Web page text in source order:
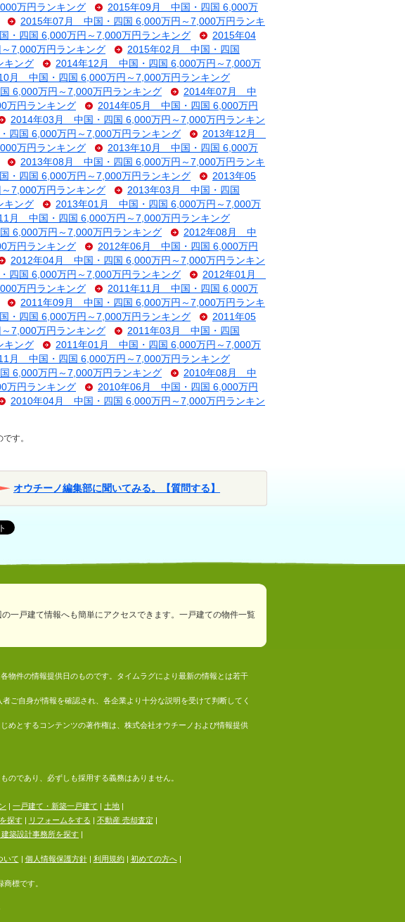
万円ランキング
2015年09月 中国・四国 6,000万
2015年07月 中国・四国 6,000万円～7,000万円ランキ
・四国 6,000万円～7,000万円ランキング
2015年04
7,000万円ランキング
2015年02月 中国・四国
キング
2014年12月 中国・四国 6,000万円～7,000万
月 中国・四国 6,000万円～7,000万円ランキング
6,000万円～7,000万円ランキング
2014年07月 中
万円ランキング
2014年05月 中国・四国 6,000万円
2014年03月 中国・四国 6,000万円～7,000万円ランキン
四国 6,000万円～7,000万円ランキング
2013年12月
万円ランキング
2013年10月 中国・四国 6,000万
2013年08月 中国・四国 6,000万円～7,000万円ランキ
・四国 6,000万円～7,000万円ランキング
2013年05
7,000万円ランキング
2013年03月 中国・四国
キング
2013年01月 中国・四国 6,000万円～7,000万
月 中国・四国 6,000万円～7,000万円ランキング
6,000万円～7,000万円ランキング
2012年08月 中
万円ランキング
2012年06月 中国・四国 6,000万円
2012年04月 中国・四国 6,000万円～7,000万円ランキン
四国 6,000万円～7,000万円ランキング
2012年01月
万円ランキング
2011年11月 中国・四国 6,000万
2011年09月 中国・四国 6,000万円～7,000万円ランキ
・四国 6,000万円～7,000万円ランキング
2011年05
7,000万円ランキング
2011年03月 中国・四国
キング
2011年01月 中国・四国 6,000万円～7,000万
月 中国・四国 6,000万円～7,000万円ランキング
6,000万円～7,000万円ランキング
2010年08月 中
万円ランキング
2010年06月 中国・四国 6,000万円
2010年04月 中国・四国 6,000万円～7,000万円ランキン
す。
オウチーノ編集部に聞いてみる。【質問する】
一戸建て情報へも簡単にアクセスできます。一戸建ての物件一覧
件の情報提供日のものです。タイムラグにより最新の情報とは若干
ご自身が情報を確認され、各企業より十分な説明を受けて判断してく
めとするコンテンツの著作権は、株式会社オウチーノおよび情報提供
であり、必ずしも採用する義務はありません。
一戸建て・新築一戸建て 土地
探す| リフォームをする 不動産 売却査定
築設計事務所を探す
いて 個人情報保護方針| 利用規約| 初めての方へ|
標です。